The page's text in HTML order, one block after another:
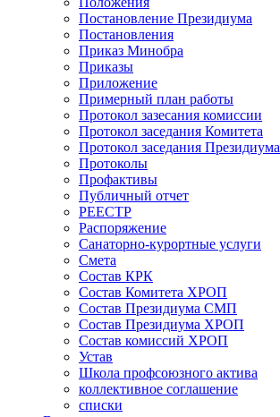
Постановление Президиума
Постановления
Приказ Минобра
Приказы
Приложение
Примерный план работы
Протокол зазесания комиссии
Протокол заседания Комитета
Протокол заседания Президиума
Протоколы
Профактивы
Публичный отчет
РЕЕСТР
Распоряжение
Санаторно-курортные услуги
Смета
Состав КРК
Состав Комитета ХРОП
Состав Президиума СМП
Состав Президиума ХРОП
Состав комиссий ХРОП
Устав
Школа профсоюзного актива
коллективное соглашение
списки